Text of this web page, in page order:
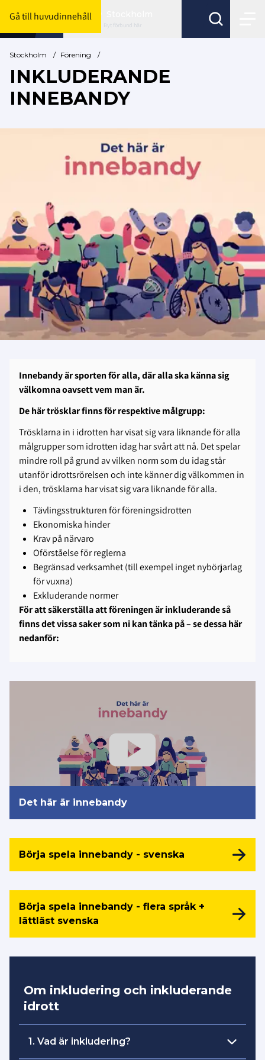
Gå till huvudinnehåll
Byt förbund här
Stockholm / Förening /
INKLUDERANDE
INNEBANDY
Innebandy är sporten för alla, där alla ska känna sig
välkomna oavsett vem man är.
De här trösklar finns för respektive målgrupp:
Trösklarna in i idrotten har visat sig vara liknande för alla
målgrupper som idrotten idag har svårt att nå. Det spelar
mindre roll på grund av vilken norm som du idag står
utanför idrottsrörelsen och inte känner dig välkommen in
i den, trösklarna har visat sig vara liknande för alla.
Tävlingsstrukturen för föreningsidrotten
Ekonomiska hinder
Krav på närvaro
Oförståelse för reglerna
Begränsad verksamhet (till exempel inget nybörjarlag
för vuxna)
Exkluderande normer
För att säkerställa att föreningen är inkluderande så
finns det vissa saker som ni kan tänka på – se dessa här
nedanför:
Det här är innebandy
Börja spela innebandy - svenska
Börja spela innebandy - flera språk +
lättläst svenska
Om inkludering och inkluderande
idrott
1. Vad är inkludering?